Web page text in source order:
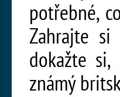
potřebné,
Zahrajte
dokažte
známý